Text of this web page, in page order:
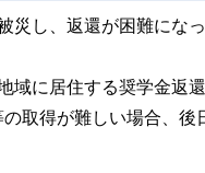
し、返還が困難にな
に居住する奨学金返
取得が難しい場合、後